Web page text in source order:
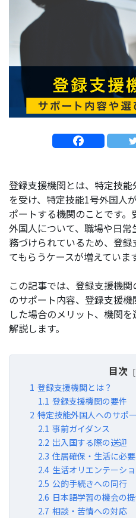
登録支援機関とは、特定技
を受け、特定技能1号外国人
ポートする機関のことです
外国人について、職場や日
務づけられているため、登
てもらうケースが増えていま
この記事では、登録支援機
のサポート内容、登録支援
した場合のメリット、機関
解説します。
目次
1 登録支援機関とは？
1.1 登録支援機関の要件
2 特定技能外国人へのサポ
2.1 事前ガイダンス
2.2 出入国する際の送迎
2.3 住居確保・生活に必
2.4 生活オリエンテーシ
2.5 公的手続きへの同行
2.6 日本語学習の機会の
2.7 相談・苦情への対応